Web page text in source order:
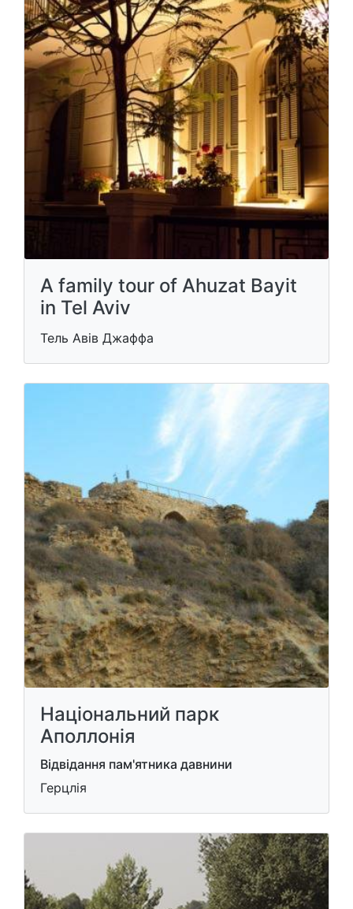
A family tour of Ahuzat Bayit
in Tel Aviv
Тель Авів Джаффа
Національний парк
Аполлонія
Відвідання пам'ятника давнини
Герцлія